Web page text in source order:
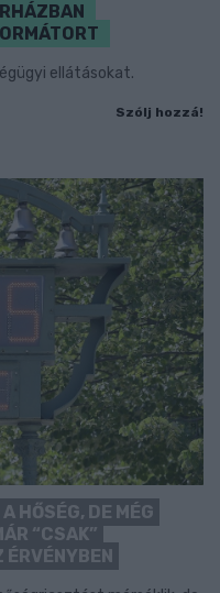
ellátásokat.
Szólj hozzá!
HŐSÉG, DE MÉG
“CSAK”